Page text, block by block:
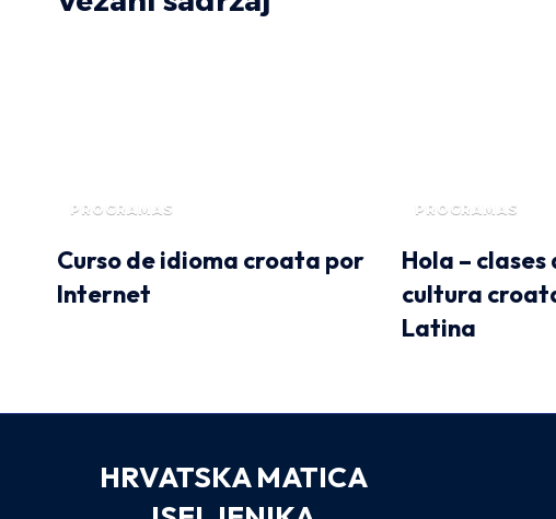
PROGRAMAS
Curso de idioma croata por
Internet
PROGRAMAS
Hola –
cultura
Latina
HRVATSKA MATICA